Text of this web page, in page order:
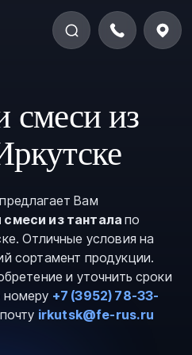
из
Вам
смеси из танталапо
Отличные условия на
сортамент продукции.
и уточнить сроки
+7 (3952) 78-33-
irkutsk@fe-rus.ru